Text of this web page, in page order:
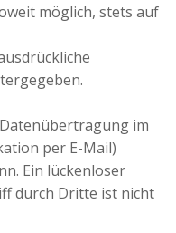
möglich, stets auf
im
per E-Mail)
Ein lückenloser
durch Dritte ist nicht